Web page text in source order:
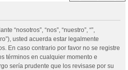
“nosotros”, “nos”, “nuestro”, “”,
usted acuerda estar legalmente
En caso contrario por favor no se registre
términos en cualquier momento e
sería prudente que los revisase por su